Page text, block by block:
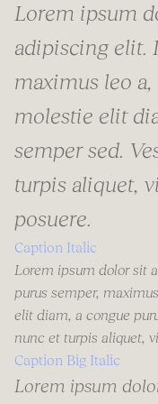
Lorem ipsum
adipiscing elit.
maximus leo
molestie elit
semper sed.
turpis aliquet,
posuere.
Caption Italic
Lorem ipsum dolor sit
purus semper,
elit diam, a congue
nunc et turpis aliquet,
Caption Big Italic
Lorem ipsum